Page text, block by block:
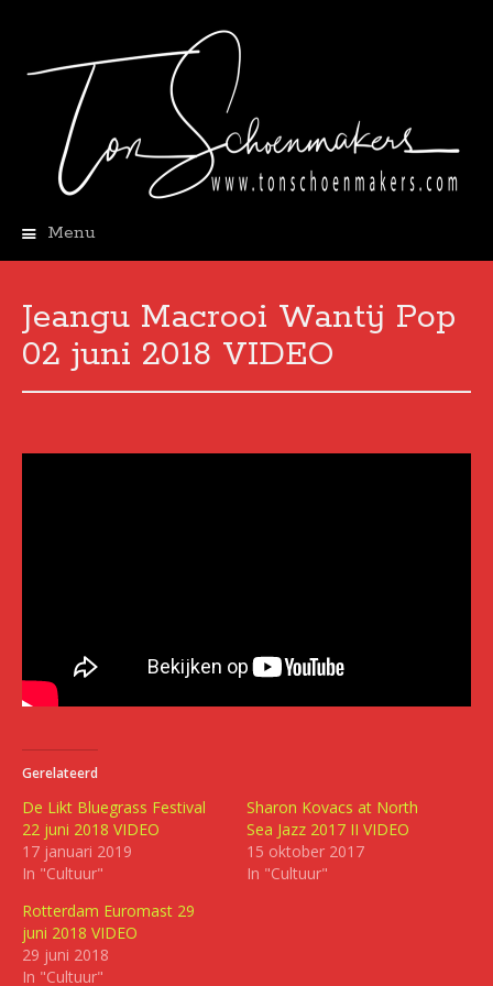
Menu
Jeangu Macrooi Wantij Pop
02 juni 2018 VIDEO
Gerelateerd
De Likt Bluegrass Festival
22 juni 2018 VIDEO
17 januari 2019
In "Cultuur"
Sharon Kovacs at North
Sea Jazz 2017 II VIDEO
15 oktober 2017
In "Cultuur"
Rotterdam Euromast 29
juni 2018 VIDEO
29 juni 2018
In "Cultuur"